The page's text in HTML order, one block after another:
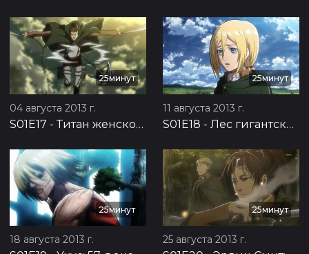
25минут
04 августа 2013 г.
S01E17 - Титан женского типа: 57-я экспедиция за стены, часть 1
25минут
11 августа 2013 г.
S01E18 - Лес гигантских деревьев: 57-я экспедиция за стены, часть 2
25минут
18 августа 2013 г.
25минут
25 августа 2013 г.